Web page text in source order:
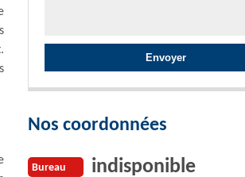
Nos coordonnées
Bureau indisponible